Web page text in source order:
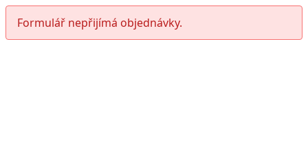
Formulář nepřijímá objednávky.